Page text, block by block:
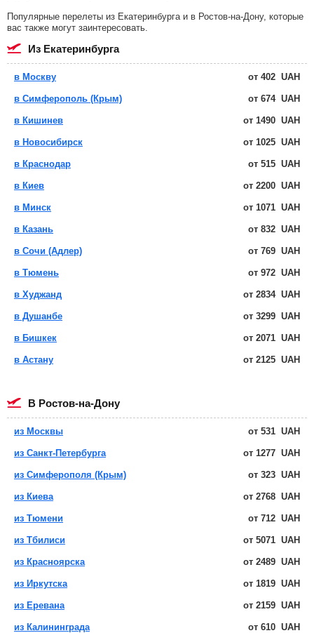
Популярные перелеты из Екатеринбурга и в Ростов-на-Дону, которые
вас также могут заинтересовать.
из Екатеринбурга
в Москву от 402 UAH
в Симферополь (Крым) от 674 UAH
в Кишинев от 1490 UAH
в Новосибирск от 1025 UAH
в Краснодар от 515 UAH
в Киев от 2200 UAH
в Минск от 1071 UAH
в Казань от 832 UAH
в Сочи (Адлер) от 769 UAH
в Тюмень от 972 UAH
в Худжанд от 2834 UAH
в Душанбе от 3299 UAH
в Бишкек от 2071 UAH
в Астану от 2125 UAH
в Ростов-на-Дону
из Москвы от 531 UAH
из Санкт-Петербурга от 1277 UAH
из Симферополя (Крым) от 323 UAH
из Киева от 2768 UAH
из Тюмени от 712 UAH
из Тбилиси от 5071 UAH
из Красноярска от 2489 UAH
из Иркутска от 1819 UAH
из Еревана от 2159 UAH
из Калининграда от 610 UAH